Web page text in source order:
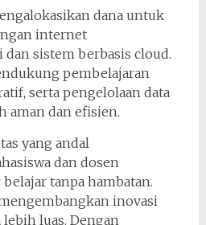
dana untuk
internet
sistem berbasis cloud.
pembelajaran
serta pengelolaan data
aman dan efisien.
yang andal
dan dosen
tanpa hambatan.
inovasi
lebih luas. Dengan